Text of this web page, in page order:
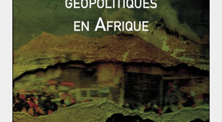
contrats de répartition de la production (Nigéria,
Kurdistan irakien) ou des « contrats de service » dans
lesquelles la compagnie exploitante perçoit une
rémunération au prorata du nombre de barils vendus.
Le taux de retour sur investissement d’un contrat
buybackvarierait de 12 à 17% avec une période de
remboursement de 5 à 7 ans.
Pour sortir de cette impasse, les autorités iraniennes
annoncèrent un nouveau type de contrat, l’Iranian